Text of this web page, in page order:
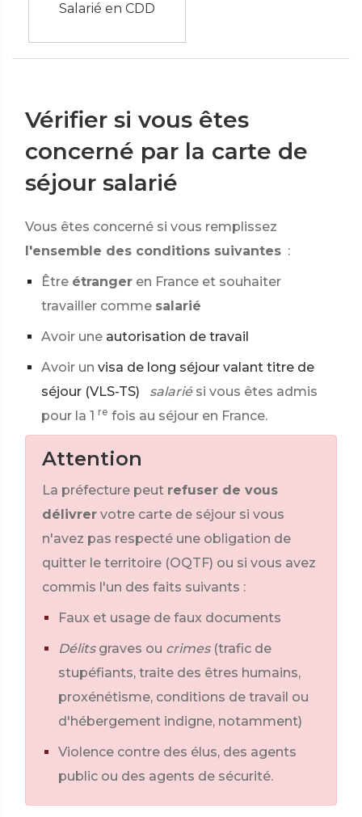
Salarié en CDD
Vérifier si vous êtes
concerné par la carte de
séjour salarié
Vous êtes concerné si vous remplissez
l'ensemble des conditions suivantes :
Être étranger en France et souhaiter
travailler comme salarié
Avoir une autorisation de travail
Avoir un visa de long séjour valant titre de
séjour (VLS-TS)
salarié si vous êtes admis
pour la 1 re fois au séjour en France.
Attention
La préfecture peut refuser de vous
délivrer votre carte de séjour si vous
n'avez pas respecté une obligation de
quitter le territoire (OQTF) ou si vous avez
commis l'un des faits suivants :
Faux et usage de faux documents
Délits graves ou crimes (trafic de
stupéfiants, traite des êtres humains,
proxénétisme, conditions de travail ou
d'hébergement indigne, notamment)
Violence contre des élus, des agents
public ou des agents de sécurité.